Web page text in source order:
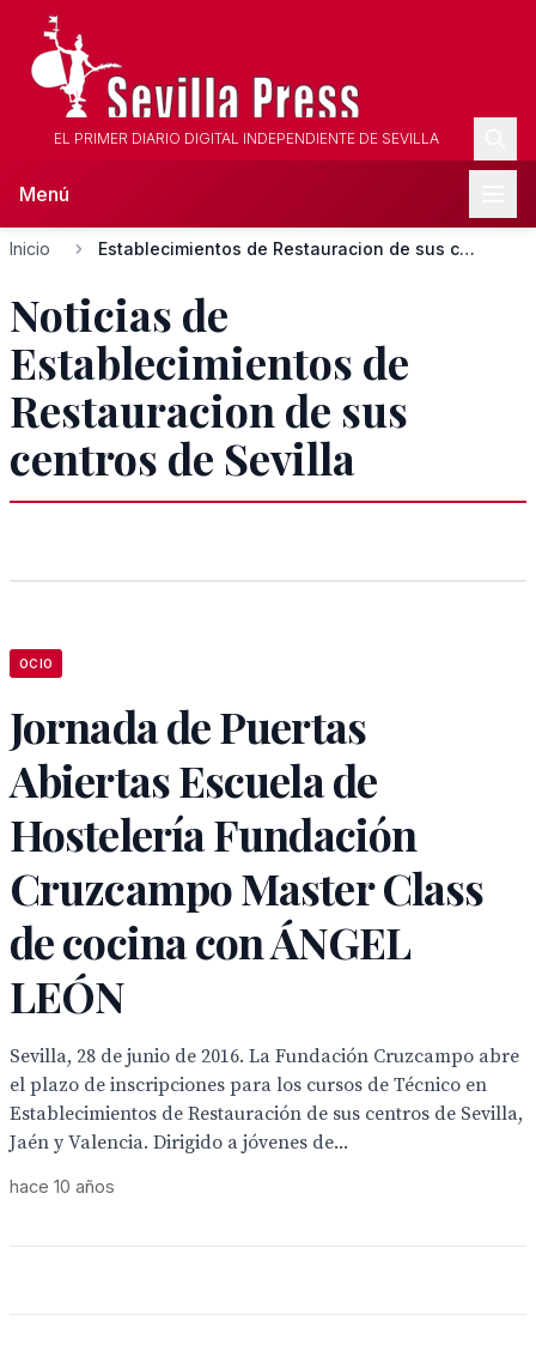
EL PRIMER DIARIO DIGITAL INDEPENDIENTE DE SEVILLA
Menú
Inicio Establecimientos de Restauracion de sus centros de Sevilla
Noticias de
Establecimientos de
Restauracion de sus
centros de Sevilla
OCIO
Jornada de Puertas
Abiertas Escuela de
Hostelería Fundación
Cruzcampo Master Class
de cocina con ÁNGEL
LEÓN
Sevilla, 28 de junio de 2016. La Fundación Cruzcampo abre
el plazo de inscripciones para los cursos de Técnico en
Establecimientos de Restauración de sus centros de Sevilla,
Jaén y Valencia. Dirigido a jóvenes de...
hace 10 años